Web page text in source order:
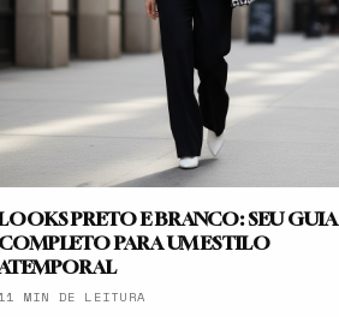
PRETO E BRANCO: SEU GUIA
PARA UM ESTILO
MIN DE LEITURA